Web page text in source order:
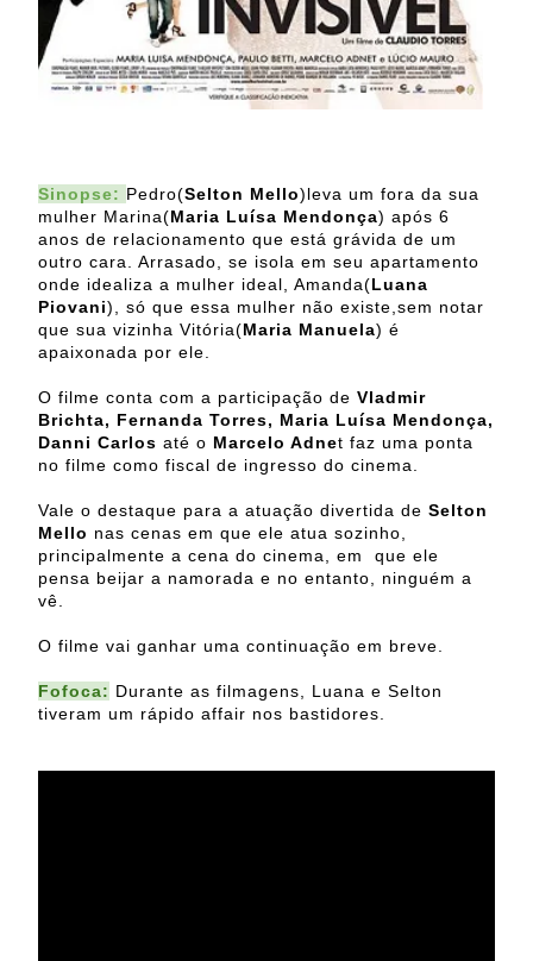
Sinopse: Pedro(Selton Mello)leva um fora da sua
mulher Marina(Maria Luísa Mendonça) após 6
anos de relacionamento que está grávida de um
outro cara. Arrasado, se isola em seu apartamento
onde idealiza a mulher ideal, Amanda(Luana
Piovani), só que essa mulher não existe,sem notar
que sua vizinha Vitória(Maria Manuela) é
apaixonada por ele.
O filme conta com a participação de Vladmir
Brichta, Fernanda Torres, Maria Luísa Mendonça,
Danni Carlos até o Marcelo Adnet faz uma ponta
no filme como fiscal de ingresso do cinema.
Vale o destaque para a atuação divertida de Selton
Mello nas cenas em que ele atua sozinho,
principalmente a cena do cinema, em que ele
pensa beijar a namorada e no entanto, ninguém a
vê.
O filme vai ganhar uma continuação em breve.
Fofoca: Durante as filmagens, Luana e Selton
tiveram um rápido affair nos bastidores.